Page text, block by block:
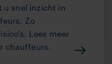
u snel inzicht in
Zo
Lees meer
chauffeurs.